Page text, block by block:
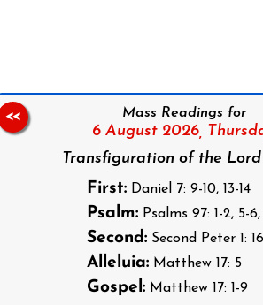
Mass Readings for
6 August 2026,
Transfiguration of the
First: Daniel 7: 9-10, 13-14
Psalm: Psalms 97: 1-2, 5-
Second: Second Peter 1:
Alleluia: Matthew 17: 5
Gospel: Matthew 17: 1-9
<<